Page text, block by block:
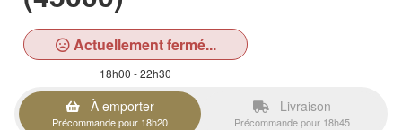
Actuellement fermé...
18h00 - 22h30
À emporter
Précommande pour 18h20
Livraison
Précommande pour 18h45